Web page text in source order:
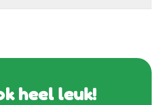
heel leuk!